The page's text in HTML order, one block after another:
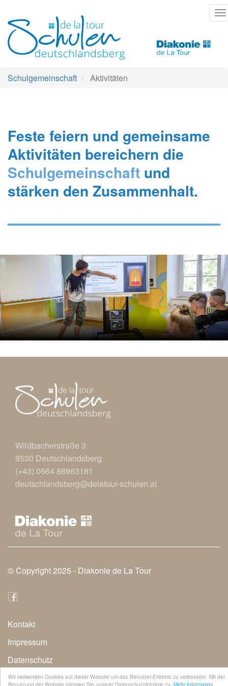
Wir verwenden Cookies auf dieser Website um das Benutzer-Erlebnis zu verbessern. Mit der
Benutzung der Website stimmen Sie unserer Datenschutzrichtlinie zu. Mehr Information
zum
Inhalt
Schulgemeinschaft Aktivitäten
Feste feiern und gemeinsame
Aktivitäten bereichern die
Schulgemeinschaft und
stärken den Zusammenhalt.
Wildbacherstraße 3
8530 Deutschlandsberg
(+43) 0664 88963181
deutschlandsberg@delatour-schulen.at
© Copyright 2025 - Diakonie de La Tour
Secondary
Navigation
Kontakt
Impressum
Datenschutz